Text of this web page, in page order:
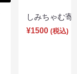
しみちゃむ
¥1500 (税込)